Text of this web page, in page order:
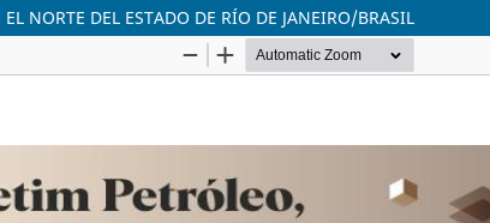
NORTE DEL ESTADO DE RÍO DE JANEIRO/BRASIL